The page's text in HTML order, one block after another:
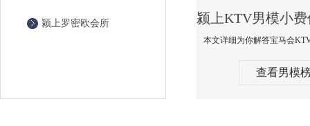
颍上罗密欧会所
查看男模